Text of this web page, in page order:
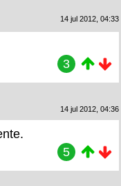
14 jul 2012, 04:33
3
14 jul 2012, 04:36
5